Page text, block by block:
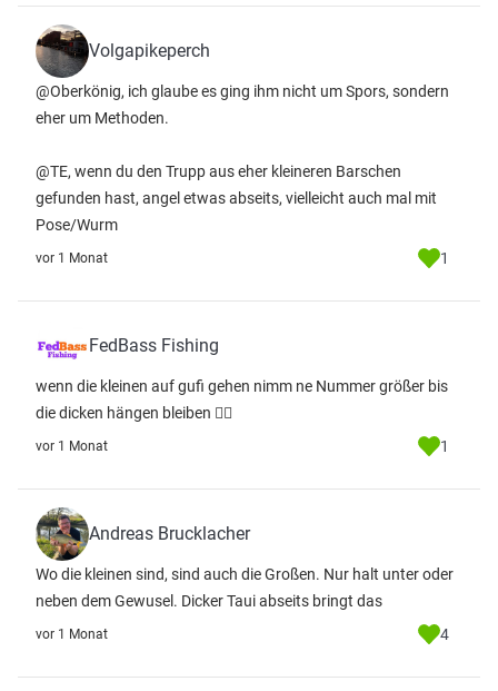
Volgapikeperch
@Oberkönig, ich glaube es ging ihm nicht um Spors, sondern
eher um Methoden.
@TE, wenn du den Trupp aus eher kleineren Barschen
gefunden hast, angel etwas abseits, vielleicht auch mal mit
Pose/Wurm
vor 1 Monat 1
FedBass Fishing
wenn die kleinen auf gufi gehen nimm ne Nummer größer bis
die dicken hängen bleiben ✌🏽
vor 1 Monat 1
Andreas Brucklacher
Wo die kleinen sind, sind auch die Großen. Nur halt unter oder
neben dem Gewusel. Dicker Taui abseits bringt das
vor 1 Monat 4